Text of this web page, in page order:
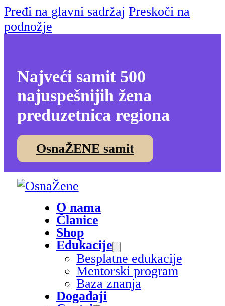
Pređi na glavni sadržaj Preskoči na
podnožje
Najveći samit 500
najuspešnijih žena
preduzetnica regiona
OsnaŽENE samit
O nama
Članice
Shop
Edukacije
Besplatne edukacije
Mentorski program
Baza znanja
Događaji